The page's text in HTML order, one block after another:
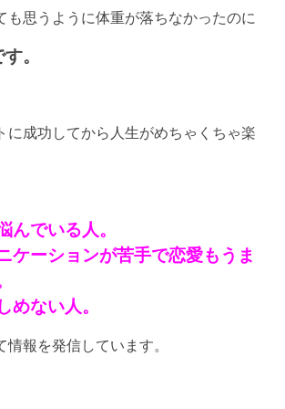
も思うように体重が落ちなかったのに
。
に成功してから人生がめちゃくちゃ楽
んでいる人。
ケーションが苦手で恋愛もうま
めない人。
情報を発信しています。